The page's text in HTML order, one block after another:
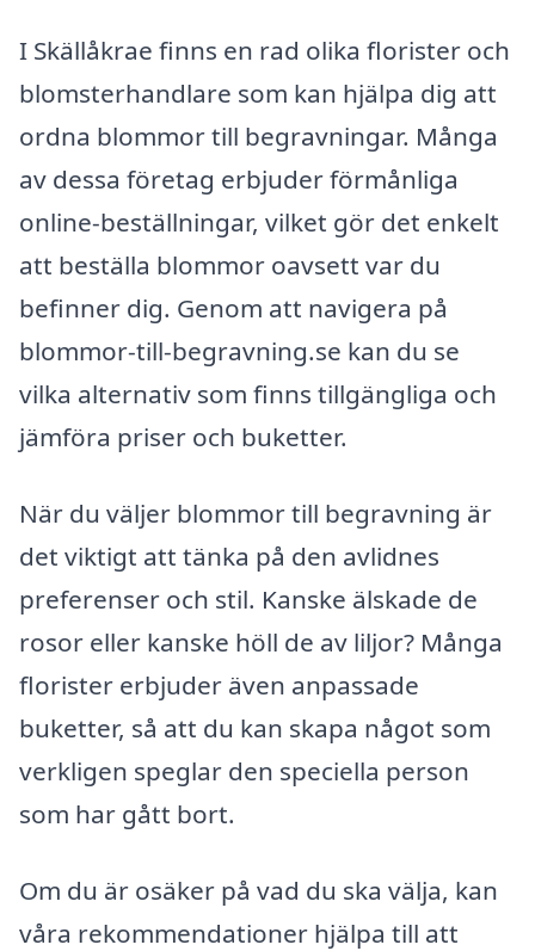
I Skällåkrae finns en rad olika florister och
blomsterhandlare som kan hjälpa dig att
ordna blommor till begravningar. Många
av dessa företag erbjuder förmånliga
online-beställningar, vilket gör det enkelt
att beställa blommor oavsett var du
befinner dig. Genom att navigera på
blommor-till-begravning.se kan du se
vilka alternativ som finns tillgängliga och
jämföra priser och buketter.
När du väljer blommor till begravning är
det viktigt att tänka på den avlidnes
preferenser och stil. Kanske älskade de
rosor eller kanske höll de av liljor? Många
florister erbjuder även anpassade
buketter, så att du kan skapa något som
verkligen speglar den speciella person
som har gått bort.
Om du är osäker på vad du ska välja, kan
våra rekommendationer hjälpa till att